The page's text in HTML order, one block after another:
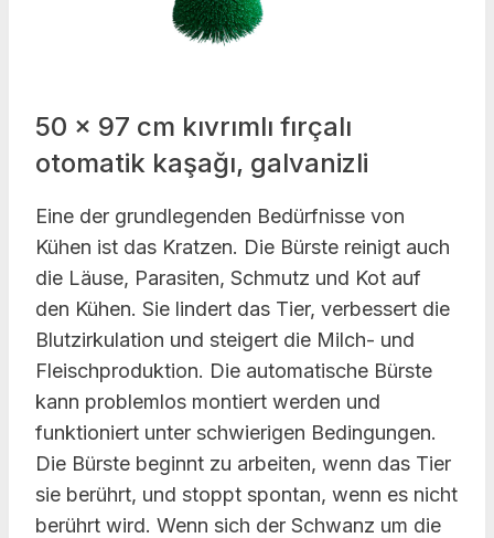
50 x 97 cm kıvrımlı fırçalı
otomatik kaşağı, galvanizli
Eine der grundlegenden Bedürfnisse von
Kühen ist das Kratzen. Die Bürste reinigt auch
die Läuse, Parasiten, Schmutz und Kot auf
den Kühen. Sie lindert das Tier, verbessert die
Blutzirkulation und steigert die Milch- und
Fleischproduktion. Die automatische Bürste
kann problemlos montiert werden und
funktioniert unter schwierigen Bedingungen.
Die Bürste beginnt zu arbeiten, wenn das Tier
sie berührt, und stoppt spontan, wenn es nicht
berührt wird. Wenn sich der Schwanz um die